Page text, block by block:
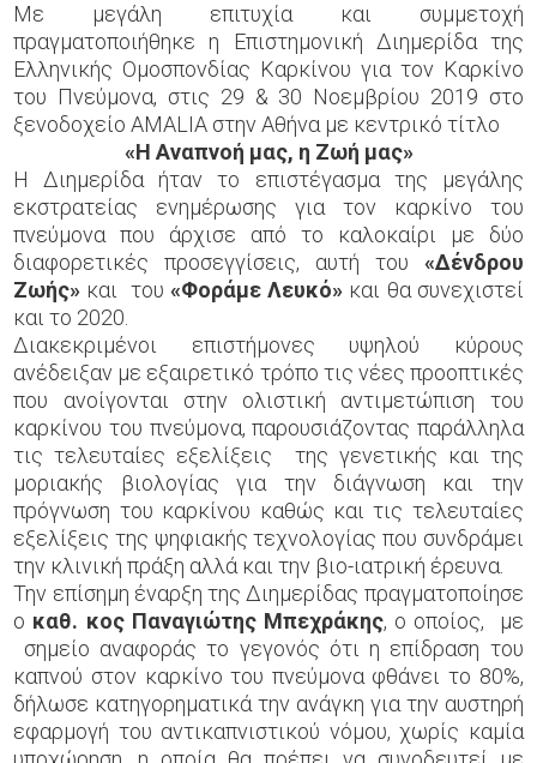
Με μεγάλη επιτυχία και συμμετοχή
πραγματοποιήθηκε η Επιστημονική Διημερίδα της
Ελληνικής Ομοσπονδίας Καρκίνου για τον Καρκίνο
του Πνεύμονα, στις 29 & 30 Νοεμβρίου 2019 στο
ξενοδοχείο AMALIA στην Αθήνα με κεντρικό τίτλο
«Η Αναπνοή μας, η Ζωή μας»
Η Διημερίδα ήταν το επιστέγασμα της μεγάλης
εκστρατείας ενημέρωσης για τον καρκίνο του
πνεύμονα που άρχισε από το καλοκαίρι με δύο
διαφορετικές προσεγγίσεις, αυτή του «Δένδρου
Ζωής» και του «Φοράμε Λευκό» και θα συνεχιστεί
και το 2020.
Διακεκριμένοι επιστήμονες υψηλού κύρους
ανέδειξαν με εξαιρετικό τρόπο τις νέες προοπτικές
που ανοίγονται στην ολιστική αντιμετώπιση του
καρκίνου του πνεύμονα, παρουσιάζοντας παράλληλα
τις τελευταίες εξελίξεις της γενετικής και της
μοριακής βιολογίας για την διάγνωση και την
πρόγνωση του καρκίνου καθώς και τις τελευταίες
εξελίξεις της ψηφιακής τεχνολογίας που συνδράμει
την κλινική πράξη αλλά και την βιο-ιατρική έρευνα.
Την επίσημη έναρξη της Διημερίδας πραγματοποίησε
ο καθ. κος Παναγιώτης Μπεχράκης, ο οποίος, με
σημείο αναφοράς το γεγονός ότι η επίδραση του
καπνού στον καρκίνο του πνεύμονα φθάνει το 80%,
δήλωσε κατηγορηματικά την ανάγκη για την αυστηρή
εφαρμογή του αντικαπνιστικού νόμου, χωρίς καμία